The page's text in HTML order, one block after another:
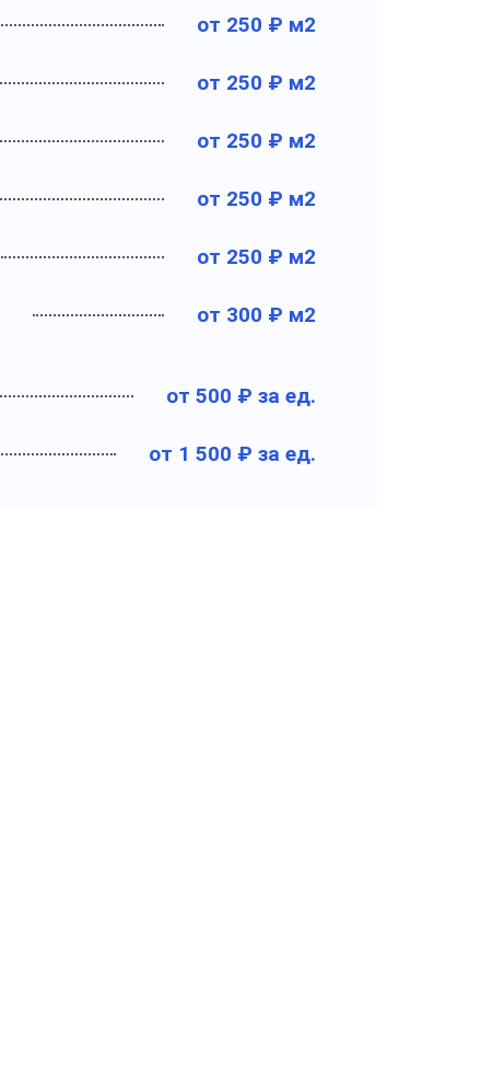
от 250 ₽ м2
от 250 ₽ м2
от 250 ₽ м2
от 250 ₽ м2
от 250 ₽ м2
от 300 ₽ м2
от 500 ₽ за ед.
от 1 500 ₽ за ед.